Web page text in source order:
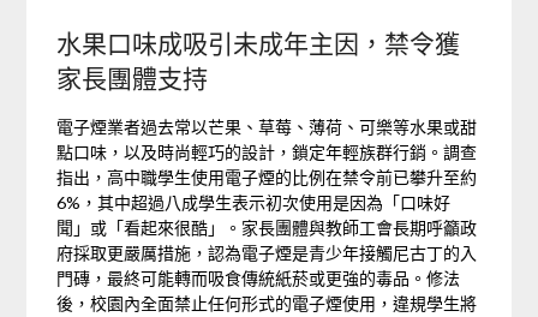
水果口味成吸引未成年主因，禁令獲
家長團體支持
電子煙業者過去常以芒果、草莓、薄荷、可樂等水果或甜
點口味，以及時尚輕巧的設計，鎖定年輕族群行銷。調查
指出，高中職學生使用電子煙的比例在禁令前已攀升至約
6%，其中超過八成學生表示初次使用是因為「口味好
聞」或「看起來很酷」。家長團體與教師工會長期呼籲政
府採取更嚴厲措施，認為電子煙是青少年接觸尼古丁的入
門磚，最終可能轉而吸食傳統紙菸或更強的毒品。修法
後，校園內全面禁止任何形式的電子煙使用，違規學生將